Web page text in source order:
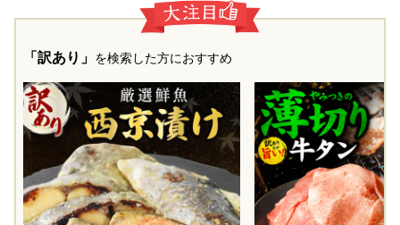
「訳あり」 を検索した方におすすめ